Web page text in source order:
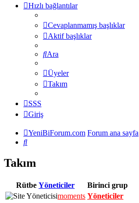
Hızlı bağlantılar
Cevaplanmamış başlıklar
Aktif başlıklar
Ara
Üyeler
Takım
SSS
Giriş
YeniBiForum.com Forum ana sayfa
Ara
Takım
Rütbe Yöneticiler
Birinci grup
moments Yöneticiler